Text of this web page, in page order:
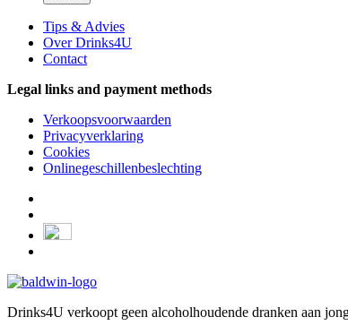
Tips & Advies
Over Drinks4U
Contact
Legal links and payment methods
Verkoopsvoorwaarden
Privacyverklaring
Cookies
Onlinegeschillenbeslechting
Drinks4U verkoopt geen alcoholhoudende dranken aan